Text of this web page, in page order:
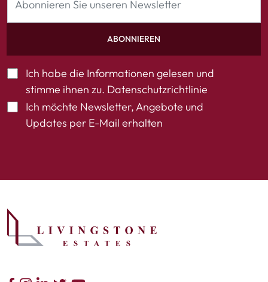
ABONNIEREN
Ich habe die Informationen gelesen und
stimme ihnen zu. Datenschutzrichtlinie
Ich möchte Newsletter, Angebote und
Updates per E-Mail erhalten